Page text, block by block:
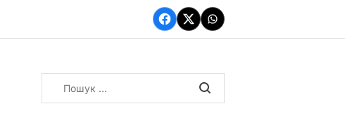
Facebook
TwitterWhatsApp